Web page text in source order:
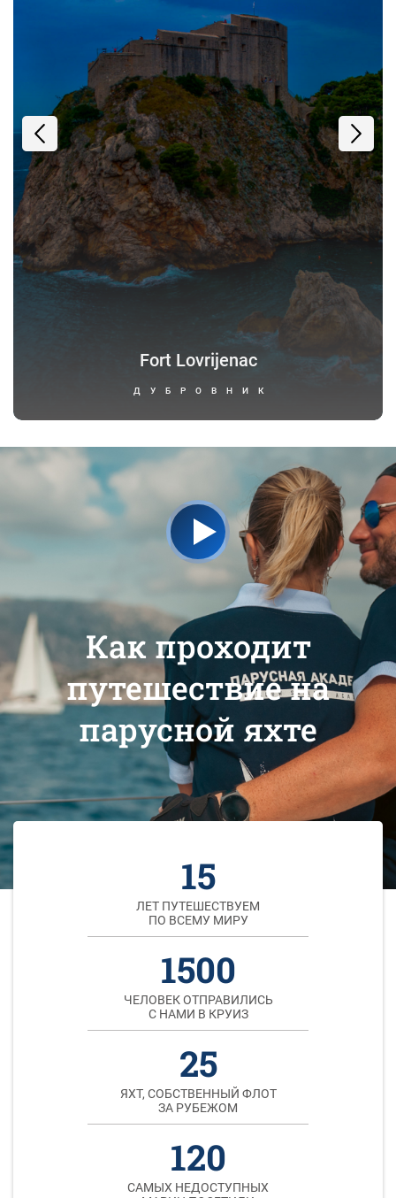
Fort Lovrijenac
ДУБРОВНИК
Как проходит
путешествие на
парусной яхте
15
ЛЕТ ПУТЕШЕСТВУЕМ
ПО ВСЕМУ МИРУ
1500
ЧЕЛОВЕК ОТПРАВИЛИСЬ
С НАМИ В КРУИЗ
25
ЯХТ, СОБСТВЕННЫЙ ФЛОТ
ЗА РУБЕЖОМ
120
САМЫХ НЕДОСТУПНЫХ